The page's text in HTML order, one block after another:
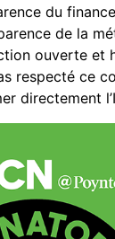
du
de la
ouverte et
respecté ce
directement